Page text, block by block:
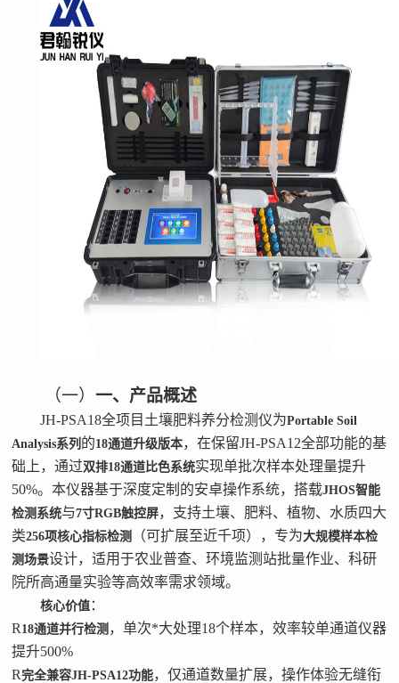
（一）一、产品概述
JH-PSA18全项目土壤肥料养分检测仪为Portable Soil
Analysis系列 的18通道升级版本，在保留JH-PSA12全部功能的基
础上，通过双排18通道比色系统实现单批次样本处理量提升
50%。本仪器基于深度定制的安卓操作系统，搭载JHOS智能
检测系统与7寸RGB触控屏，支持土壤、肥料、植物、水质四大
类256项核心指标检测 （可扩展至近千项），专为大规模样本检
测场景设计，适用于农业普查、环境监测站批量作业、科研
院所高通量实验等高效率需求领域。
核心价值 ：
R 18通道并行检测 ，单次*大处理18个样本，效率较单通道仪器
提升500%
R完全兼容JH-PSA12功能，仅通道数量扩展，操作体验无缝衔